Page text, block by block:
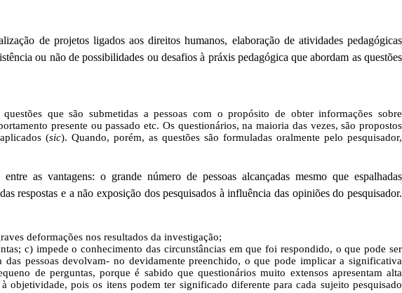
de projetos ligados aos direitos humanos, elaboração de atividades pedagógicas
ou não de possibilidades ou desafios à práxis pedagógica que abordam as questões
que são submetidas a pessoas com o propósito de obter informações sobre
presente ou passado etc. Os questionários, na maioria das vezes, são propostos
(sic). Quando, porém, as questões são formuladas oralmente pelo pesquisador,
as vantagens: o grande número de pessoas alcançadas mesmo que espalhadas
respostas e a não exposição dos pesquisados à influência das opiniões do pesquisador.
deformações nos resultados da investigação;
c) impede o conhecimento das circunstâncias em que foi respondido, o que pode ser
pessoas devolvam- no devidamente preenchido, o que pode implicar a significativa
de perguntas, porque é sabido que questionários muito extensos apresentam alta
pois os itens podem ter significado diferente para cada sujeito pesquisado